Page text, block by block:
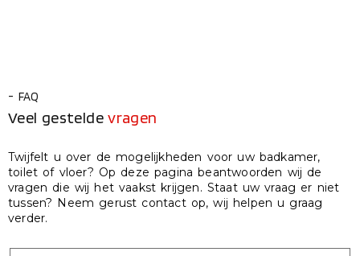
- FAQ
Veel gesteldevragen
Twijfelt u over de mogelijkheden voor uw badkamer,
toilet of vloer? Op deze pagina beantwoorden wij de
vragen die wij het vaakst krijgen. Staat uw vraag er niet
tussen? Neem gerust contact op, wij helpen u graag
verder.